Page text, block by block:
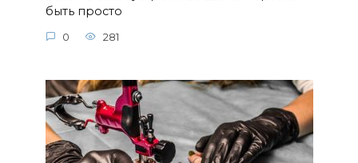
быть просто
0 281